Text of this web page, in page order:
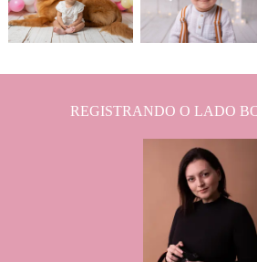
203 0 761 0
REGISTRANDO O LADO